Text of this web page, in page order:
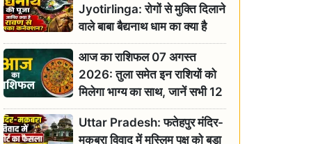
Jyotirlinga: रोगों से मुक्ति दिलाने
वाले बाबा बैद्यनाथ धाम का क्या है
रावण से संबंध? जानिए ज्योतिर्लिंग की
महिमा
आज का राशिफल 07 अगस्त
2026: तुला समेत इन राशियों को
मिलेगा भाग्य का साथ, जानें सभी 12
राशियों का दैनिक भाग्यफल
Uttar Pradesh: फतेहपुर मंदिर-
मकबरा विवाद में मुस्लिम पक्ष को बड़ा